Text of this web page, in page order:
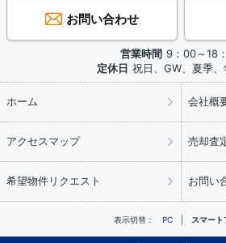
お問い合わせ
営業時間 9：00～18
定休日 祝日、GW、夏季
ホーム 会社概
アクセスマップ 売却査
希望物件リクエスト お問い
表示切替： PC スマート